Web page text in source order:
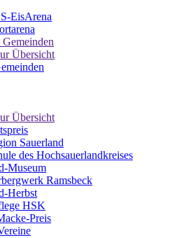
EisArena
Übersicht
Übersicht
Sauerland
des Hochsauerlandkreises
Museum
Ramsbeck
Herbst
HSK
Preis